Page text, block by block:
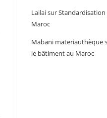
Lailaisur
Maroc
Mabani materiauthèque
le bâtiment au Maroc